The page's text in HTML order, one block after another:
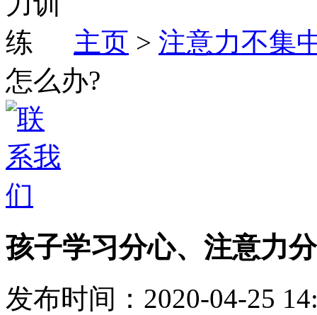
主页 > 注意力不集
怎么办?
孩子学习分心、注意力
发布时间：2020-04-25